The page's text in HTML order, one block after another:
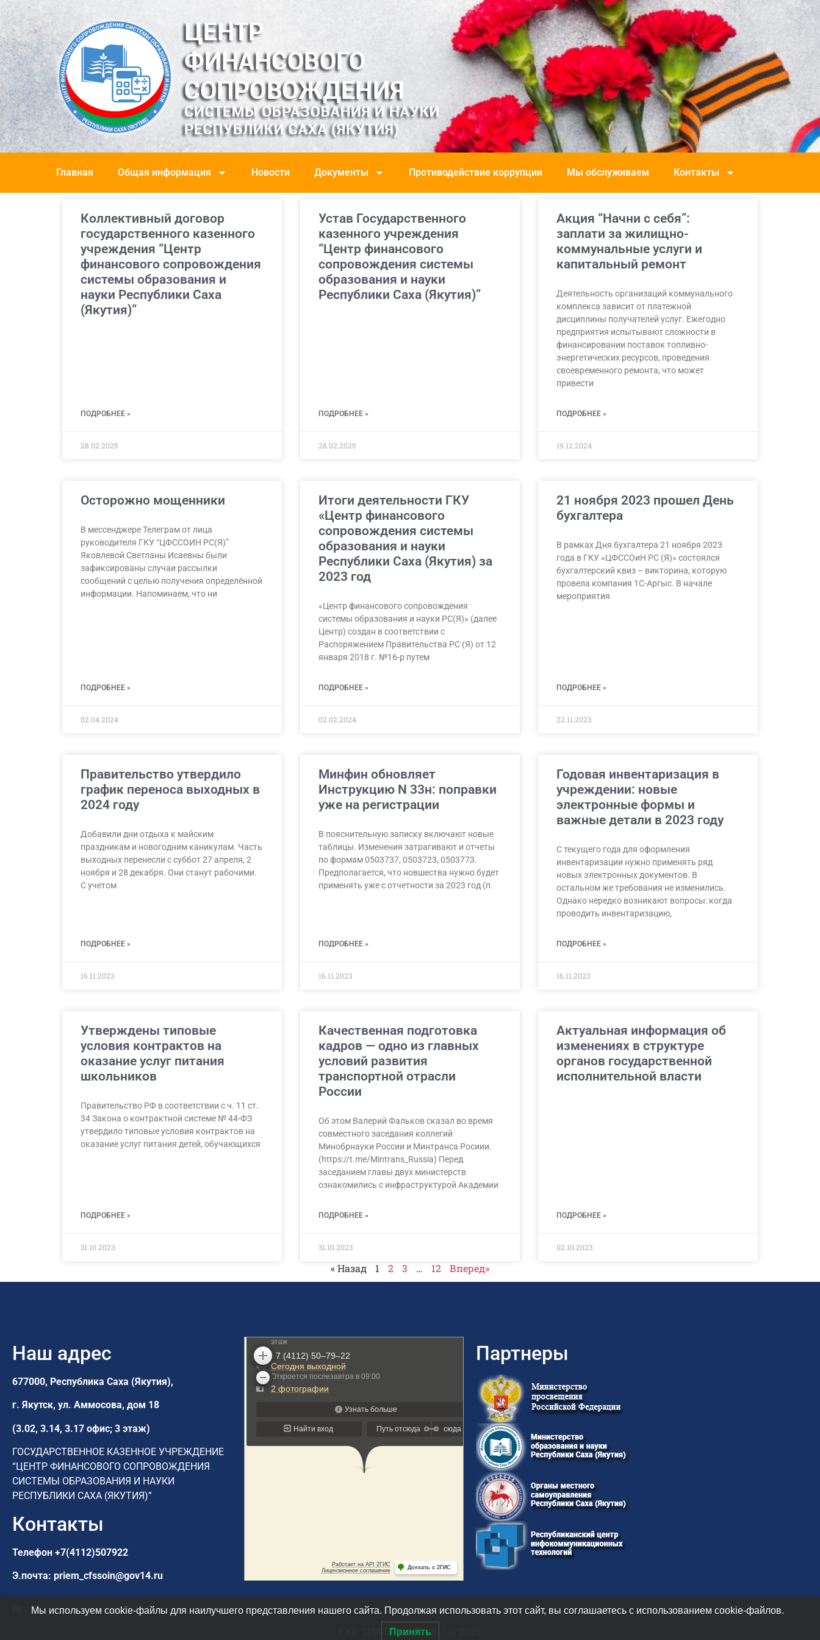
Главная Общая информация Новости Документы Противодействие коррупции Мы обслуживаем Контакты
Коллективный договор
государственного казенного
учреждения “Центр
финансового сопровождения
системы образования и
науки Республики Саха
(Якутия)”
ПОДРОБНЕЕ »
28.02.2025
Устав Государственного
казенного учреждения
“Центр финансового
сопровождения системы
образования и науки
Республики Саха (Якутия)”
ПОДРОБНЕЕ »
28.02.2025
Акция “Начни с себя”:
заплати за жилищно-
коммунальные услуги и
капитальный ремонт
Деятельность организаций коммунального
комплекса зависит от платежной
дисциплины получателей услуг. Ежегодно
предприятия испытывают сложности в
финансировании поставок топливно-
энергетических ресурсов, проведения
своевременного ремонта, что может
привести
ПОДРОБНЕЕ »
19.12.2024
Осторожно мощенники
В мессенджере Телеграм от лица
руководителя ГКУ “ЦФССОИН РС(Я)”
Яковлевой Светланы Исаевны были
зафиксированы случаи рассылки
сообщений с целью получения определённой
информации. Напоминаем, что ни
ПОДРОБНЕЕ »
02.04.2024
Итоги деятельности ГКУ
«Центр финансового
сопровождения системы
образования и науки
Республики Саха (Якутия) за
2023 год
«Центр финансового сопровождения
системы образования и науки РС(Я)» (далее
Центр) создан в соответствии с
Распоряжением Правительства РС (Я) от 12
января 2018 г. №16-р путем
ПОДРОБНЕЕ »
02.02.2024
21 ноября 2023 прошел День
бухгалтера
В рамках Дня бухгалтера 21 ноября 2023
года в ГКУ «ЦФССОиН РС (Я)» состоялся
бухгалтерский квиз – викторина, которую
провела компания 1С-Аргыс. В начале
мероприятия
ПОДРОБНЕЕ »
22.11.2023
Правительство утвердило
график переноса выходных в
2024 году
Добавили дни отдыха к майским
праздникам и новогодним каникулам. Часть
выходных перенесли с суббот 27 апреля, 2
ноября и 28 декабря. Они станут рабочими.
С учетом
ПОДРОБНЕЕ »
16.11.2023
Минфин обновляет
Инструкцию N 33н: поправки
уже на регистрации
В пояснительную записку включают новые
таблицы. Изменения затрагивают и отчеты
по формам 0503737, 0503723, 0503773.
Предполагается, что новшества нужно будет
применять уже с отчетности за 2023 год (п.
ПОДРОБНЕЕ »
16.11.2023
Годовая инвентаризация в
учреждении: новые
электронные формы и
важные детали в 2023 году
С текущего года для оформления
инвентаризации нужно применять ряд
новых электронных документов. В
остальном же требования не изменились.
Однако нередко возникают вопросы: когда
проводить инвентаризацию,
ПОДРОБНЕЕ »
16.11.2023
Утверждены типовые
условия контрактов на
оказание услуг питания
школьников
Правительство РФ в соответствии с ч. 11 ст.
34 Закона о контрактной системе № 44-ФЗ
утвердило типовые условия контрактов на
оказание услуг питания детей, обучающихся
ПОДРОБНЕЕ »
31.10.2023
Качественная подготовка
кадров — одно из главных
условий развития
транспортной отрасли
России
Об этом Валерий Фальков сказал во время
совместного заседания коллегий
Минобрнауки России и Минтранса Росиии.
(https://t.me/Mintrans_Russia) Перед
заседанием главы двух министерств
ознакомились с инфраструктурой Академии
ПОДРОБНЕЕ »
31.10.2023
Актуальная информация об
изменениях в структуре
органов государственной
исполнительной власти
ПОДРОБНЕЕ »
02.10.2023
« Назад 1 2 3 … 12 Вперед»
Наш адрес
677000, Республика Саха (Якутия),
г. Якутск, ул. Аммосова, дом 18
(3.02, 3.14, 3.17 офис; 3 этаж)
ГОСУДАРСТВЕННОЕ КАЗЕННОЕ УЧРЕЖДЕНИЕ
“ЦЕНТР ФИНАНСОВОГО СОПРОВОЖДЕНИЯ
СИСТЕМЫ ОБРАЗОВАНИЯ И НАУКИ
РЕСПУБЛИКИ САХА (ЯКУТИЯ)”
Контакты
Телефон +7(4112)507922
Э.почта: priem_cfssoin@gov14.ru
Партнеры
ГКУ “ЦФССОИН РС (Я)” @ 2026
Мы используем cookie-файлы для наилучшего представления нашего сайта. Продолжая использовать этот сайт, вы соглашаетесь с использованием cookie-файлов.
Принять